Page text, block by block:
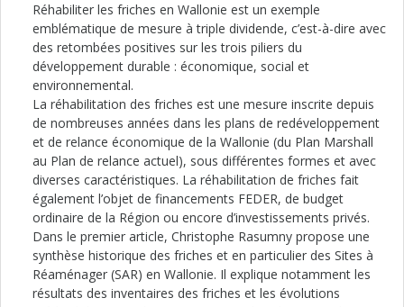
Réhabiliter les friches en Wallonie est un exemple
emblématique de mesure à triple dividende, c’est-à-dire avec
des retombées positives sur les trois piliers du
développement durable : économique, social et
environnemental.
La réhabilitation des friches est une mesure inscrite depuis
de nombreuses années dans les plans de redéveloppement
et de relance économique de la Wallonie (du Plan Marshall
au Plan de relance actuel), sous différentes formes et avec
diverses caractéristiques. La réhabilitation de friches fait
également l’objet de financements FEDER, de budget
ordinaire de la Région ou encore d’investissements privés.
Dans le premier article, Christophe Rasumny propose une
synthèse historique des friches et en particulier des Sites à
Réaménager (SAR) en Wallonie. Il explique notamment les
résultats des inventaires des friches et les évolutions